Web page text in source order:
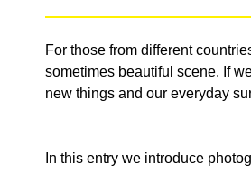
For those from different
sometimes beautiful scene. If
new things and our everyday
In this entry we introduce